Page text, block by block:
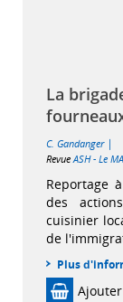
La
C. Gandanger |
Revue ASH - Le
Reportage
des
cuisinier
de
Plus